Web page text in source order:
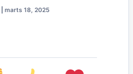
marts 18, 2025